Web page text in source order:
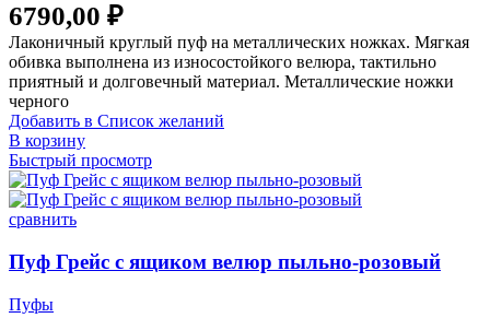
6790,00 ₽
Лаконичный круглый пуф на металлических ножках. Мягкая
обивка выполнена из износостойкого велюра, тактильно
приятный и долговечный материал. Металлические ножки
черного
Добавить в Список желаний
В корзину
Быстрый просмотр
сравнить
Пуф Грейс с ящиком велюр пыльно-розовый
Пуфы